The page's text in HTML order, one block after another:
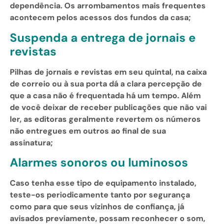
dependência. Os arrombamentos mais frequentes
acontecem pelos acessos dos fundos da casa;
Suspenda a entrega de jornais e
revistas
Pilhas de jornais e revistas em seu quintal, na caixa
de correio ou à sua porta dá a clara percepção de
que a casa não é frequentada há um tempo. Além
de você deixar de receber publicações que não vai
ler, as editoras geralmente revertem os números
não entregues em outros ao final de sua
assinatura;
Alarmes sonoros ou luminosos
Caso tenha esse tipo de equipamento instalado,
teste-os periodicamente tanto por segurança
como para que seus vizinhos de confiança, já
avisados previamente, possam reconhecer o som,